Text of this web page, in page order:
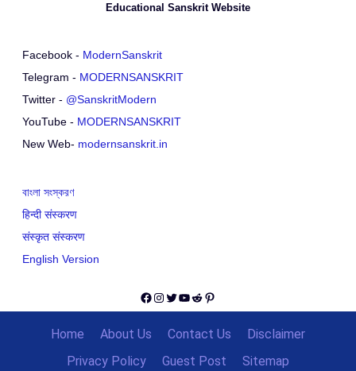
Educational Sanskrit Website
Facebook - ModernSanskrit
Telegram - MODERNSANSKRIT
Twitter - @SanskritModern
YouTube - MODERNSANSKRIT
New Web- modernsanskrit.in
বাংলা সংস্করণ
हिन्दी संस्करण
संस्कृत संस्करण
English Version
Facebook
Instagram
Twitter
YouTube
Reddit
Pinterest
Home About Us Contact Us
Disclaimer
Privacy Policy
Guest Post Sitemap